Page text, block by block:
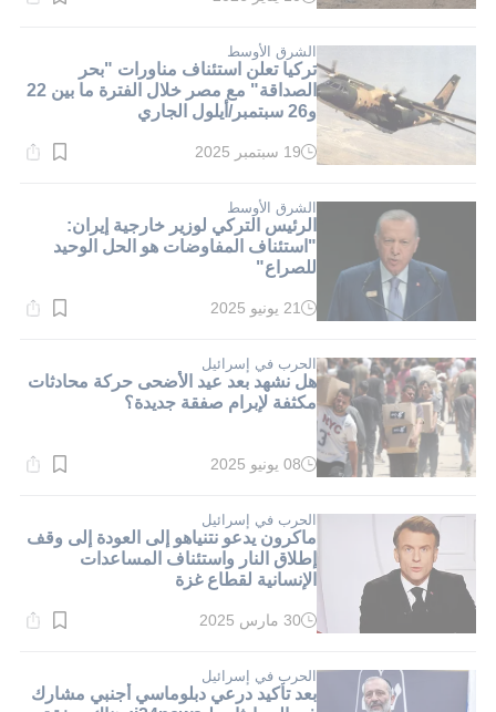
دقيقة.
الشرق الأوسط
تركيا تعلن استئناف مناورات "بحر
الصداقة" مع مصر خلال الفترة ما بين 22
و26 سبتمبر/أيلول الجاري
وقت
دقيقة.
19 سبتمبر 2025
الشرق الأوسط
الرئيس التركي لوزير خارجية إيران:
"استئناف المفاوضات هو الحل الوحيد
للصراع"
وقت
دقيقة.
21 يونيو 2025
الحرب في إسرائيل
هل نشهد بعد عيد الأضحى حركة محادثات
مكثفة لإبرام صفقة جديدة؟
وقت
دقيقة.
08 يونيو 2025
الحرب في إسرائيل
ماكرون يدعو نتنياهو إلى العودة إلى وقف
إطلاق النار واستئناف المساعدات
الإنسانية لقطاع غزة
وقت
دقيقة.
30 مارس 2025
الحرب في إسرائيل
بعد تأكيد درعي دبلوماسي أجنبي مشارك